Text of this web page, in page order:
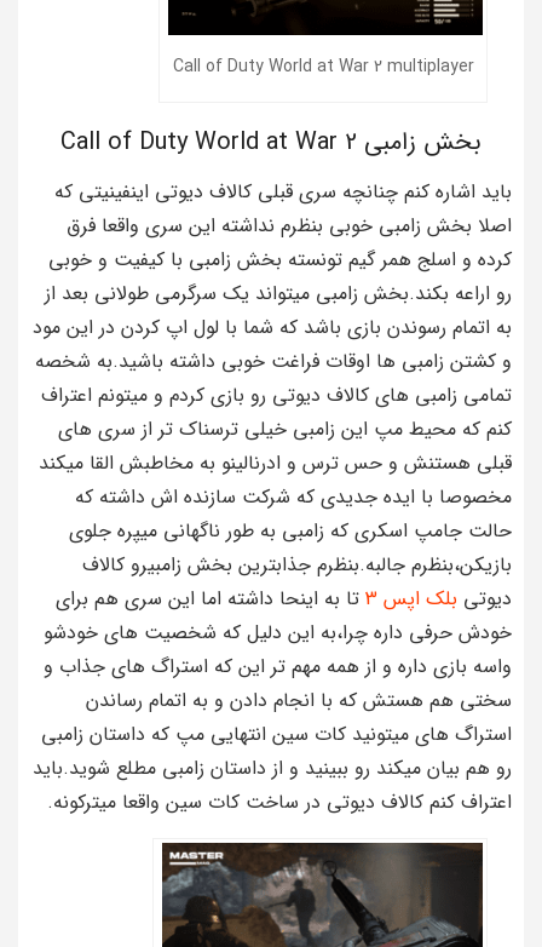
Call of Duty World at War 2 multiplayer
بخش زامبی Call of Duty World at War 2
باید اشاره کنم چنانچه سری قبلی کالاف دیوتی اینفینیتی که
اصلا بخش زامبی خوبی بنظرم نداشته این سری واقعا فرق
کرده و اسلج همر گیم تونسته بخش زامبی با کیفیت و خوبی
رو اراعه بکند.بخش زامبی میتواند یک سرگرمی طولانی بعد از
به اتمام رسوندن بازی باشد که شما با لول اپ کردن در این مود
و کشتن زامبی ها اوقات فراغت خوبی داشته باشید.به شخصه
تمامی زامبی های کالاف دیوتی رو بازی کردم و میتونم اعتراف
کنم که محیط مپ این زامبی خیلی ترسناک تر از سری های
قبلی هستنش و حس ترس و ادرنالینو به مخاطبش القا میکند
مخصوصا با ایده جدیدی که شرکت سازنده اش داشته که
حالت جامپ اسکری که زامبی به طور ناگهانی میپره جلوی
بازیکن،بنظرم جالبه.بنظرم جذابترین بخش زامبیرو کالاف
دیوتی بلک اپس 3
تا به اینحا داشته اما این سری هم برای
خودش حرفی داره چرا،به این دلیل که شخصیت های خودشو
واسه بازی داره و از همه مهم تر این که استراگ های جذاب و
سختی هم هستش که با انجام دادن و به اتمام رساندن
استراگ های میتونید کات سین انتهایی مپ که داستان زامبی
رو هم بیان میکند رو ببینید و از داستان زامبی مطلع شوید.باید
اعتراف کنم کالاف دیوتی در ساخت کات سین واقعا میترکونه.